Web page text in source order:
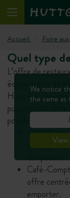
Accueil Foire
Quel type
L’offre de
équipements de
Hors été, vous
pizzas et
possibles selon
Café-
carte
des pizzas.
Café-
offre
emporter.
We notice
the same
View